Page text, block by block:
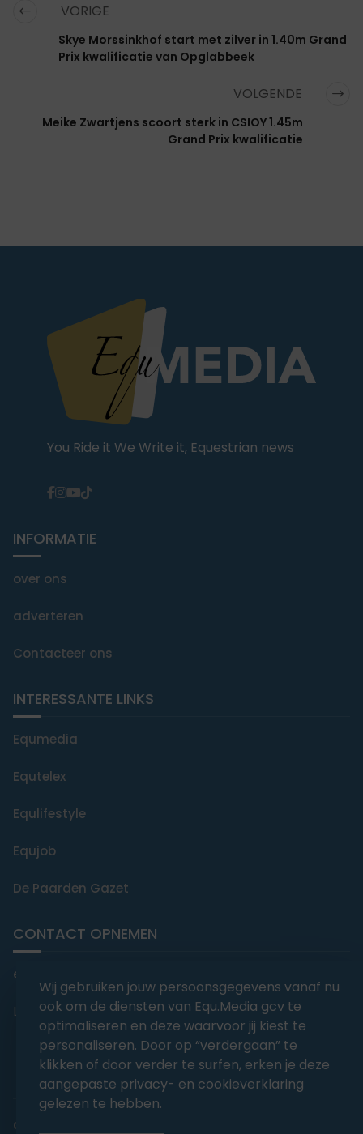
VORIGE
Skye Morssinkhof start met zilver in 1.40m Grand
Prix kwalificatie van Opglabbeek
VOLGENDE
Meike Zwartjens scoort sterk in CSIOY 1.45m
Grand Prix kwalificatie
You Ride it We Write it, Equestrian news
INFORMATIE
over ons
adverteren
Contacteer ons
INTERESSANTE LINKS
Equmedia
Equtelex
Equlifestyle
Equjob
De Paarden Gazet
CONTACT OPNEMEN
editorial@equmedia.be
Langendamdreef 22 9880 Aalter België
abonnementsvoorwaarden
Wij gebruiken jouw persoonsgegevens vanaf nu
ook om de diensten van Equ.Media gcv te
optimaliseren en deze waarvoor jij kiest te
personaliseren. Door op “verdergaan” te
klikken of door verder te surfen, erken je deze
aangepaste privacy- en cookieverklaring
gelezen te hebben.